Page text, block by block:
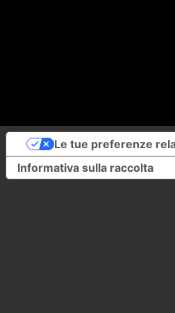
Informativa sulla raccolta
Le tue preferenze